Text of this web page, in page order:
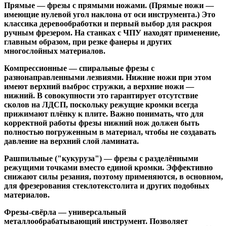
Прямые— фрезы с прямыми ножами. (Прямые ножи —
имеющие нулевой угол наклона от оси инструмента.) Это
классика деревообработки и первый выбор для раскроя
ручным фрезером. На станках с ЧПУ находят применение,
главным образом, при резке фанеры и других
многослойных материалов.
Компрессионные— спиральные фрезы с
разнонаправленными лезвиями. Нижние ножи при этом
имеют верхний выброс стружки, а верхние ножи —
нижний. В совокупности это гарантирует отсутствие
сколов на ЛДСП, поскольку режущие кромки всегда
прижимают плёнку к плите. Важно понимать, что для
корректной работы фрезы нижний нож должен быть
полностью погруженным в материал, чтобы не создавать
давление на верхний слой ламината.
Рашпильные ("кукуруза")— фрезы с разделёнными
режущими точками вместо единой кромки. Эффективно
снижают силы резания, поэтому применяются, в основном,
для фрезерования стеклотекстолита и других подобных
материалов.
Фрезы-свёрла — универсальный
металлообрабатывающий инструмент. Позволяет